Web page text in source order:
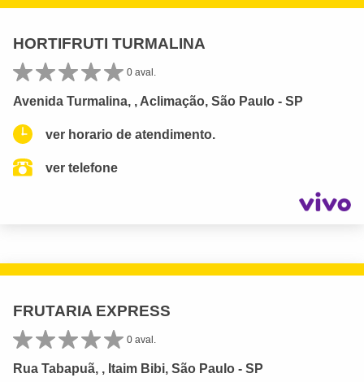
HORTIFRUTI TURMALINA
0 aval.
Avenida Turmalina, , Aclimação, São Paulo - SP
ver horario de atendimento.
ver telefone
FRUTARIA EXPRESS
0 aval.
Rua Tabapuã, , Itaim Bibi, São Paulo - SP